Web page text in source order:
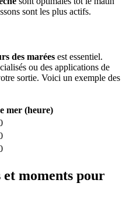
sont les plus actifs.
des marées est essentiel.
ou des applications de
sortie. Voici un exemple des
mer (heure)
moments pour